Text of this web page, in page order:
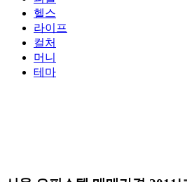
헬스
라이프
컬처
머니
테마